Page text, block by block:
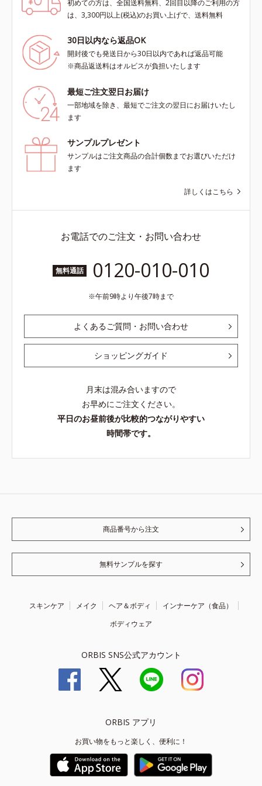
初めての方は、全国送料無料、2回目以降のご利用の方
は、3,300円以上(税込)のお買い上げで、送料無料
30日以内なら返品OK
開封後でも発送日から30日以内であれば返品可能
※商品返送料はオルビスが負担いたします
最短ご注文翌日お届け
一部地域を除き、最短でご注文の翌日にお届けいたし
ます
サンプルプレゼント
サンプルはご注文商品の合計個数までお選びいただけ
ます
詳しくはこちら
お電話でのご注文・お問い合わせ
無料通話 0120-010-010
午前9時より午後7時まで
よくあるご質問・お問い合わせ
ショッピングガイド
月末は混み合いますので
お早めにご注文ください。
平日のお昼前後が比較的つながりやすい
時間帯です。
商品番号から注文
無料サンプルを探す
スキンケア メイク ヘア＆ボディ
インナーケア（食品）
ボディウェア
ORBIS SNS公式アカウント
ORBIS アプリ
お買い物をもっと楽しく、便利に！